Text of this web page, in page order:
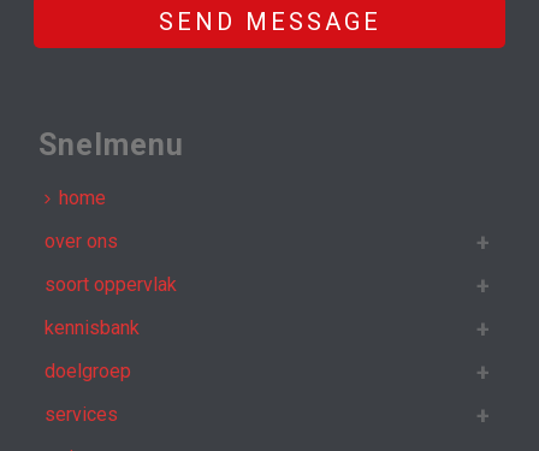
SEND MESSAGE
Snelmenu
home
over ons
soort oppervlak
kennisbank
doelgroep
services